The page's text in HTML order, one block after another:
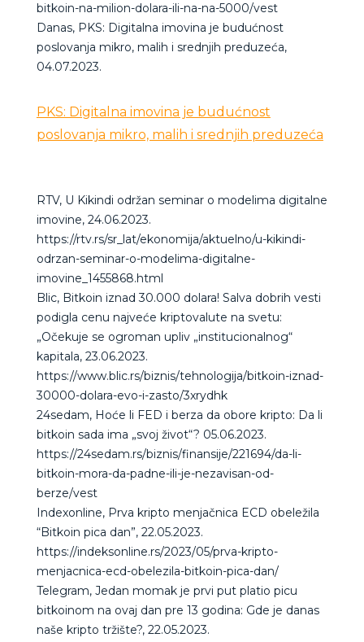
bitkoin-na-milion-dolara-ili-na-na-5000/vest
Danas, PKS: Digitalna imovina je budućnost
poslovanja mikro, malih i srednjih preduzeća,
04.07.2023.
PKS: Digitalna imovina je budućnost
poslovanja mikro, malih i srednjih preduzeća
RTV, U Kikindi održan seminar o modelima digitalne
imovine, 24.06.2023.
https://rtv.rs/sr_lat/ekonomija/aktuelno/u-kikindi-
odrzan-seminar-o-modelima-digitalne-
imovine_1455868.html
Blic, Bitkoin iznad 30.000 dolara! Salva dobrih vesti
podigla cenu najveće kriptovalute na svetu:
„Očekuje se ogroman upliv „institucionalnog“
kapitala, 23.06.2023.
https://www.blic.rs/biznis/tehnologija/bitkoin-iznad-
30000-dolara-evo-i-zasto/3xrydhk
24sedam, Hoće li FED i berza da obore kripto: Da li
bitkoin sada ima „svoj život“? 05.06.2023.
https://24sedam.rs/biznis/finansije/221694/da-li-
bitkoin-mora-da-padne-ili-je-nezavisan-od-
berze/vest
Indexonline, Prva kripto menjačnica ECD obeležila
“Bitkoin pica dan”, 22.05.2023.
https://indeksonline.rs/2023/05/prva-kripto-
menjacnica-ecd-obelezila-bitkoin-pica-dan/
Telegram, Jedan momak je prvi put platio picu
bitkoinom na ovaj dan pre 13 godina: Gde je danas
naše kripto tržište?, 22.05.2023.